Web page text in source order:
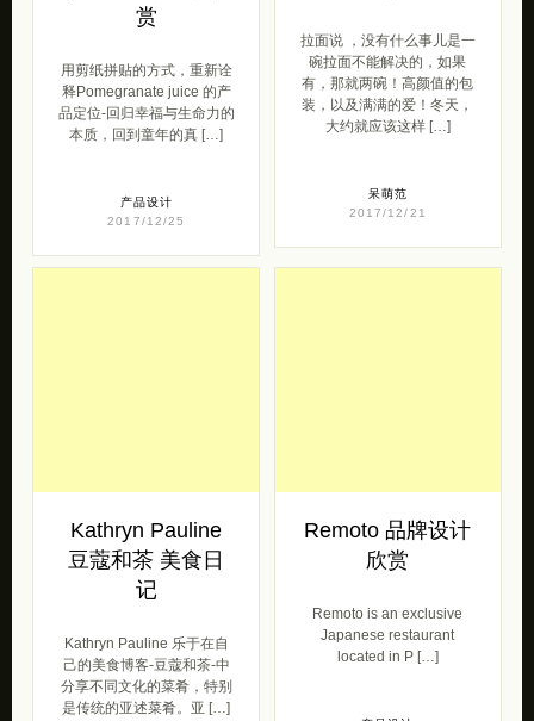
赏
用剪纸拼贴的方式，重新诠
释Pomegranate juice 的产
品定位-回归幸福与生命力的
本质，回到童年的真 […]
产品设计
2017/12/25
拉面说 ，没有什么事儿是一
碗拉面不能解决的，如果
有，那就两碗！高颜值的包
装，以及满满的爱！冬天，
大约就应该这样 […]
呆萌范
2017/12/21
Kathryn Pauline
豆蔻和茶 美食日
记
Kathryn Pauline 乐于在自
己的美食博客-豆蔻和茶-中
分享不同文化的菜肴，特别
是传统的亚述菜肴。亚 […]
Remoto 品牌设计
欣赏
Remoto is an exclusive
Japanese restaurant
located in P […]